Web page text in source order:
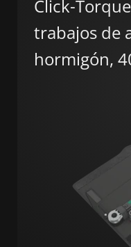
Click-
trabajos de
hormigón,